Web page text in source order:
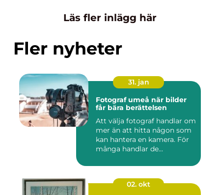
Läs fler inlägg här
Fler nyheter
31. jan
Fotograf umeå när bilder
får bära berättelsen
Att välja fotograf handlar om
mer än att hitta någon som
kan hantera en kamera. För
många handlar de...
02. okt